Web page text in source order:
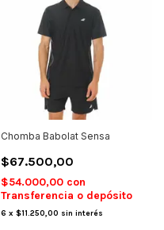
Chomba Babolat Sensa
$67.500,00
$54.000,00 con
Transferencia o depósito
6 x $11.250,00 sin interés